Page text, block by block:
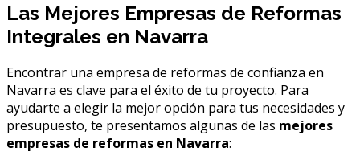
Las Mejores Empresas de Reformas
Integrales en Navarra
Encontrar una empresa de reformas de confianza en
Navarra es clave para el éxito de tu proyecto. Para
ayudarte a elegir la mejor opción para tus necesidades y
presupuesto, te presentamos algunas de las mejores
empresas de reformas en Navarra: